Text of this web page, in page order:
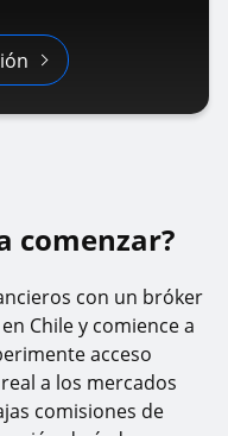
comenzar?
con un bróker
Chile y comience a
acceso
a los mercados
comisiones de